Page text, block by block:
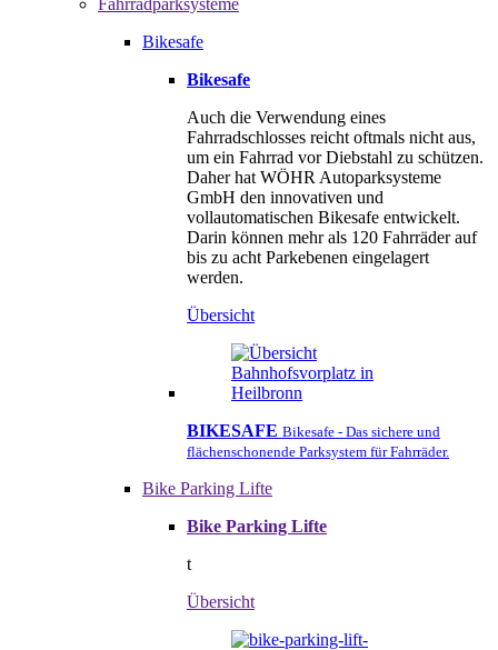
Fahrradparksysteme
Bikesafe
Bikesafe
Auch die Verwendung eines
Fahrradschlosses reicht oftmals nicht aus,
um ein Fahrrad vor Diebstahl zu schützen.
Daher hat WÖHR Autoparksysteme
GmbH den innovativen und
vollautomatischen Bikesafe entwickelt.
Darin können mehr als 120 Fahrräder auf
bis zu acht Parkebenen eingelagert
werden.
Übersicht
BIKESAFE Bikesafe - Das sichere und
flächenschonende Parksystem für Fahrräder.
Bike Parking Lifte
Bike Parking Lifte
t
Übersicht